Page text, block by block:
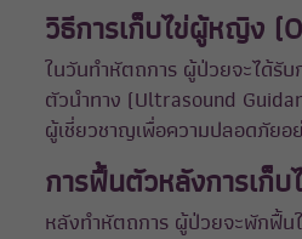
วิธีการเก็บไข่ผู้หญิง
ในวันทำหัตถการ ผู้ป่วยจะได้รั
ตัวนำทาง (Ultrasound
ผู้เชี่ยวชาญเพื่อความปลอดภัยอ
การฟื้นตัวหลังการเก็บ
หลังทำหัตถการ ผู้ป่วยจะพักฟื้น